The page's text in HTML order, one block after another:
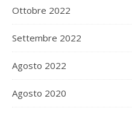
Ottobre 2022
Settembre 2022
Agosto 2022
Agosto 2020